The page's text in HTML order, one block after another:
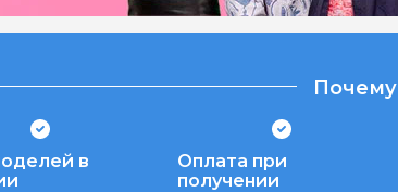
Почему
в
Оплата при
получении